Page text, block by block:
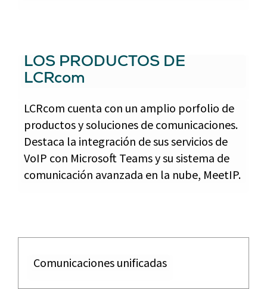
LOS PRODUCTOS DE
LCRcom
LCRcom cuenta con un amplio porfolio de
productos y soluciones de comunicaciones.
Destaca la integración de sus servicios de
VoIP con Microsoft Teams y su sistema de
comunicación avanzada en la nube, MeetIP.
Comunicaciones unificadas